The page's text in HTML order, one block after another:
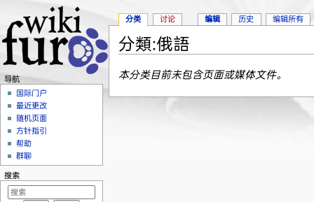
分類:俄語
本分类目前未包含页面或媒体文件。
分类 讨论 编辑 历史 编辑所有
导航
国际门户
最近更改
随机页面
方针指引
帮助
群聊
搜索